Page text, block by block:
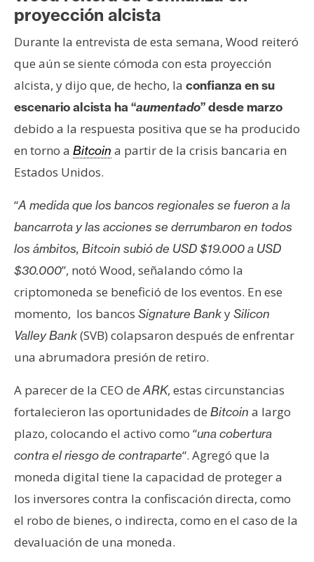
proyección alcista
Durante la entrevista de esta semana, Wood reiteró
que aún se siente cómoda con esta proyección
alcista, y dijo que, de hecho, la confianza en su
escenario alcista ha “aumentado” desde marzo
debido a la respuesta positiva que se ha producido
en torno a Bitcoin a partir de la crisis bancaria en
Estados Unidos.
“A medida que los bancos regionales se fueron a la
bancarrota y las acciones se derrumbaron en todos
los ámbitos, Bitcoin subió de USD $19.000 a USD
$30.000”, notó Wood, señalando cómo la
criptomoneda se benefició de los eventos. En ese
momento, los bancos Signature BankySilicon
Valley Bank(SVB) colapsaron después de enfrentar
una abrumadora presión de retiro.
A parecer de la CEO deARK, estas circunstancias
fortalecieron las oportunidades de Bitcoin a largo
plazo, colocando el activo como “una cobertura
contra el riesgo de contraparte“. Agregó que la
moneda digital tiene la capacidad de proteger a
los inversores contra la confiscación directa, como
el robo de bienes, o indirecta, como en el caso de la
devaluación de una moneda.